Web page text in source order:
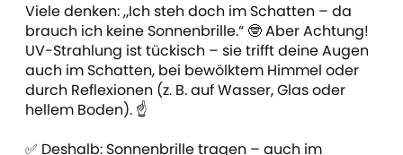
Viele denken: „Ich steh doch im Schatten – da
brauch ich keine Sonnenbrille.“ 🤓 Aber Achtung!
UV-Strahlung ist tückisch – sie trifft deine Augen
auch im Schatten, bei bewölktem Himmel oder
durch Reflexionen (z. B. auf Wasser, Glas oder
hellem Boden). ☝️
✅ Deshalb: Sonnenbrille tragen – auch im